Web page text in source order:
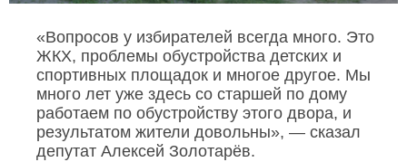
«Вопросов у избирателей всегда много. Это
ЖКХ, проблемы обустройства детских и
спортивных площадок и многое другое. Мы
много лет уже здесь со старшей по дому
работаем по обустройству этого двора, и
результатом жители довольны», — сказал
депутат Алексей Золотарёв.